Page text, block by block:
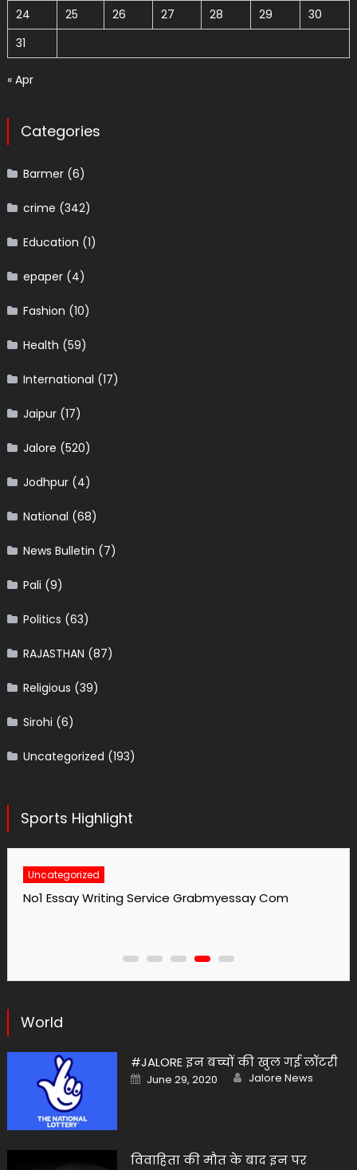
24
25 26 27 28 29
30
31
« Apr
Categories
Barmer(6)
crime (342)
Education (1)
epaper(4)
Fashion (10)
Health (59)
International (17)
Jaipur(17)
Jalore (520)
Jodhpur(4)
National (68)
News Bulletin (7)
Pali (9)
Politics (63)
RAJASTHAN (87)
Religious (39)
Sirohi (6)
Uncategorized (193)
Sports Highlight
Uncategorized
No1 Essay Writing Service Grabmyessay Com
World
#JALORE इन बच्चों की खुल गई लॉटरी
Posted
on
June 29, 2020 Author
Jalore News
विवाहिता की मौत के बाद इन पर